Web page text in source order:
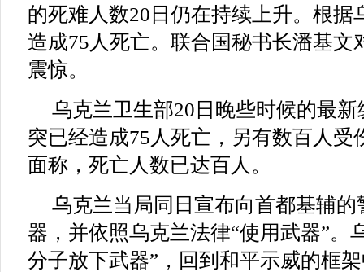
的死难人数20日仍在持续上升。根据
造成75人死亡。联合国秘书长潘基文
震惊。
乌克兰卫生部20日晚些时候的最
突已经造成75人死亡，另有数百人受
面称，死亡人数已达百人。
乌克兰当局同日宣布向首都基辅
器，并依照乌克兰法律“使用武器”。
分子放下武器”，回到和平示威的框